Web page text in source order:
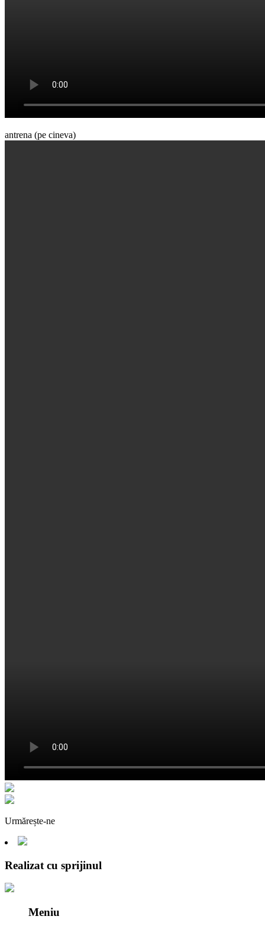
antrena (pe cineva)
Urmărește-ne
Realizat cu sprijinul
Meniu